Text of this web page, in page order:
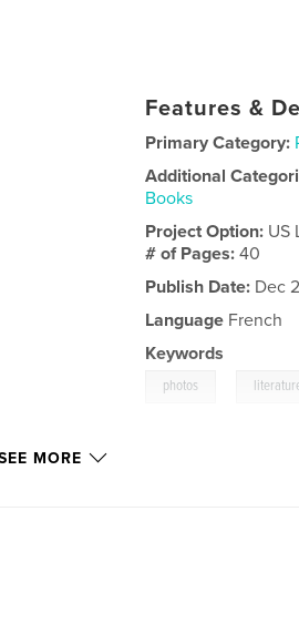
Features &
Primary Category:
Additional
Books
Project Option: US
# of Pages:40
Publish Date: Dec
Language French
Keywords
photos
MORE